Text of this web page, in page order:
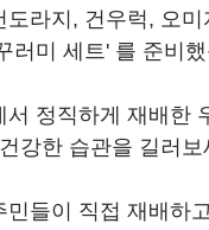
공익법인결산서류
도라지, 건우럭, 오미
러미 세트' 를 준비
정직하게 재배한
강한 습관을 길러보
들이 직접 재배하